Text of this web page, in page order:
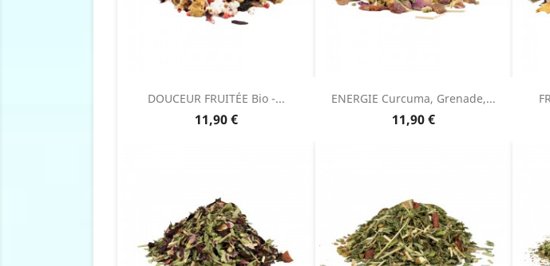
DOUCEUR FRUITÉE Bio -...
Prix
11,90 €
ENERGIE Curcuma, Grenade,...
Prix
11,90 €